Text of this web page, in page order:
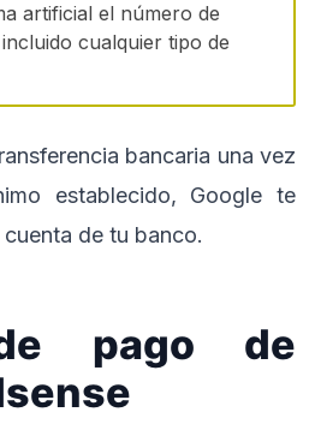
artificial el número de
cualquier tipo de
bancaria una vez
establecido, Google te
de tu banco.
pago de